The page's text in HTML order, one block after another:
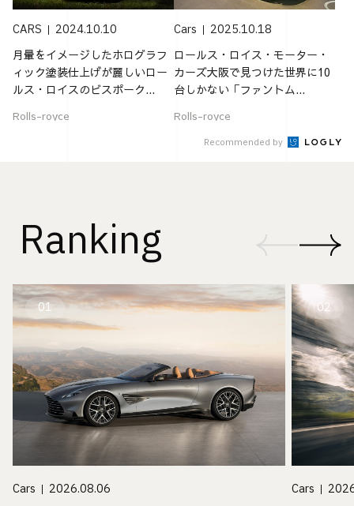
CARS 2024.10.10
月暈をイメージしたホログラフ
ィック塗装仕上げが麗しいロー
ルス・ロイスのビスポーク...
Rolls-royce
Cars 2025.10.18
ロールス・ロイス・モーター・
カーズ大阪で見つけた世界に10
台しかない「ファントム...
Rolls-royce
Recommended by
Ranking
01
Cars 2026.08.06
02
Cars